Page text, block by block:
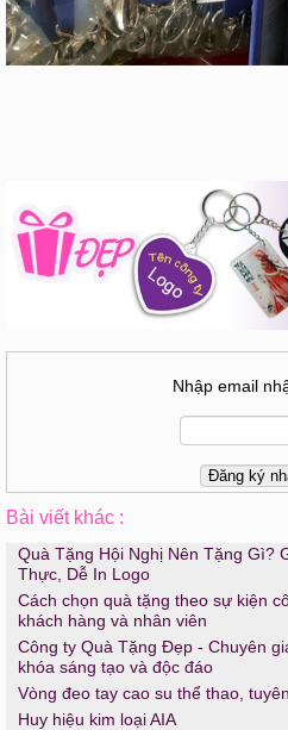
Nhập email
Bài viết khác :
Quà Tặng Hội Nghị Nên Tặng Gì?
Thực, Dễ In Logo
Cách chọn quà tặng theo sự kiện
khách hàng và nhân viên
Công ty Quà Tặng Đẹp - Chuyên
khóa sáng tạo và độc đáo
Vòng đeo tay cao su thể thao,
Huy hiệu kim loại AIA